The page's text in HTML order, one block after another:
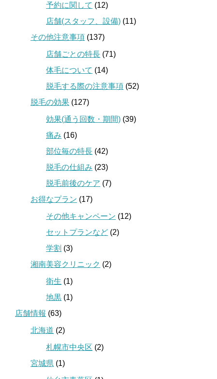
予約に関して (12)
店舗(スタッフ、設備) (11)
その他注意事項 (137)
店舗ごとの特長 (71)
体毛について (14)
脱毛する際の注意事項 (52)
脱毛の効果 (127)
効果(通う回数・期間) (39)
痛み (16)
部位毎の特長 (42)
脱毛の仕組み (23)
脱毛前後のケア (7)
お得なプラン (17)
その他キャンペーン (12)
セットプランなど (2)
学割 (3)
湘南美容クリニック (2)
衛生 (1)
地黒 (1)
店舗情報 (63)
北海道 (2)
札幌市中央区 (2)
宮城県 (1)